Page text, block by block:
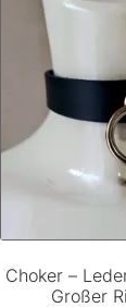
Choker –
Großer